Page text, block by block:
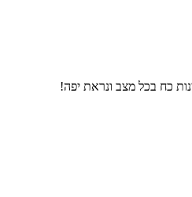
כח בכל מצב ונראת יפה!